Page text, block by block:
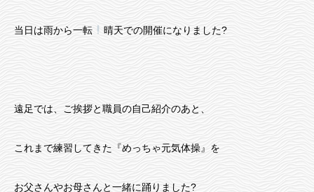
当日は雨から一転 晴天での開催になりました?
遠足では、ご挨拶と職員の自己紹介のあと、
これまで練習してきた『めっちゃ元気体操』を
お父さんやお母さんと一緒に踊りました?